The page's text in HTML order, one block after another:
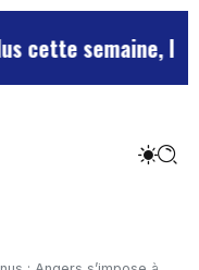
semaine, le